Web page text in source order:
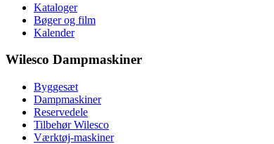
Kataloger
Bøger og film
Kalender
Wilesco Dampmaskiner
Byggesæt
Dampmaskiner
Reservedele
Tilbehør Wilesco
Værktøj-maskiner